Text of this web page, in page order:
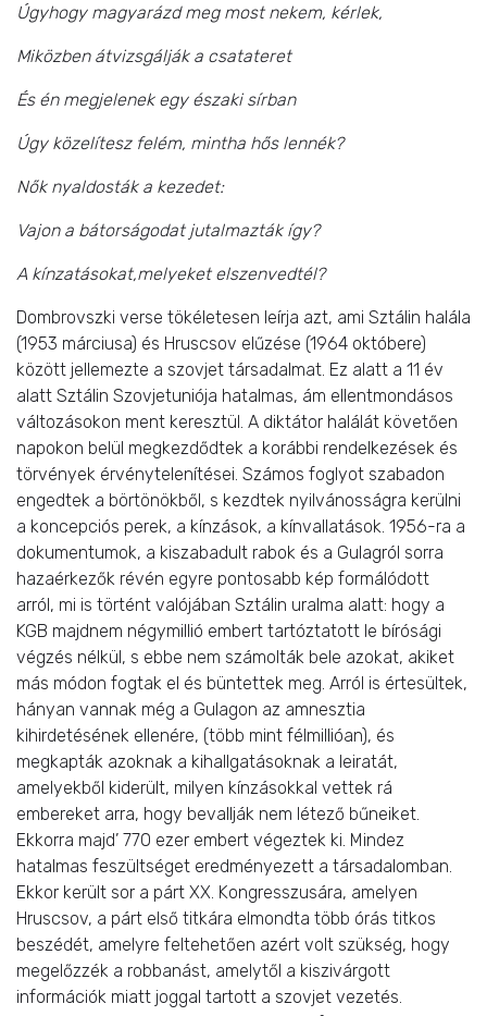
Úgyhogy magyarázd meg most nekem, kérlek,
Miközben átvizsgálják a csatateret
És én megjelenek egy északi sírban
Úgy közelítesz felém, mintha hős lennék?
Nők nyaldosták a kezedet:
Vajon a bátorságodat jutalmazták így?
A kínzatásokat,melyeket elszenvedtél?
Dombrovszki verse tökéletesen leírja azt, ami Sztálin halála
(1953 márciusa) és Hruscsov elűzése (1964 októbere)
között jellemezte a szovjet társadalmat. Ez alatt a 11 év
alatt Sztálin Szovjetuniója hatalmas, ám ellentmondásos
változásokon ment keresztül. A diktátor halálát követően
napokon belül megkezdődtek a korábbi rendelkezések és
törvények érvénytelenítései. Számos foglyot szabadon
engedtek a börtönökből, s kezdtek nyilvánosságra kerülni
a koncepciós perek, a kínzások, a kínvallatások. 1956-ra a
dokumentumok, a kiszabadult rabok és a Gulagról sorra
hazaérkezők révén egyre pontosabb kép formálódott
arról, mi is történt valójában Sztálin uralma alatt: hogy a
KGB majdnem négymillió embert tartóztatott le bírósági
végzés nélkül, s ebbe nem számolták bele azokat, akiket
más módon fogtak el és büntettek meg. Arról is értesültek,
hányan vannak még a Gulagon az amnesztia
kihirdetésének ellenére, (több mint félmillióan), és
megkapták azoknak a kihallgatásoknak a leiratát,
amelyekből kiderült, milyen kínzásokkal vettek rá
embereket arra, hogy bevallják nem létező bűneiket.
Ekkorra majd’ 770 ezer embert végeztek ki. Mindez
hatalmas feszültséget eredményezett a társadalomban.
Ekkor került sor a párt XX. Kongresszusára, amelyen
Hruscsov, a párt első titkára elmondta több órás titkos
beszédét, amelyre feltehetően azért volt szükség, hogy
megelőzzék a robbanást, amelytől a kiszivárgott
információk miatt joggal tartott a szovjet vezetés.